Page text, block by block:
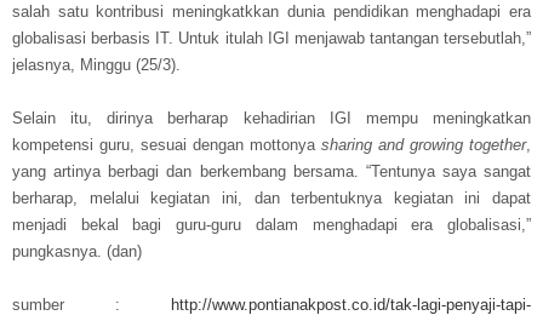
salah satu kontribusi meningkatkkan dunia pendidikan menghadapi era
globalisasi berbasis IT. Untuk itulah IGI menjawab tantangan tersebutlah,”
jelasnya, Minggu (25/3).
Selain itu, dirinya berharap kehadirian IGI mempu meningkatkan
kompetensi guru, sesuai dengan mottonya sharing and growing together,
yang artinya berbagi dan berkembang bersama. “Tentunya saya sangat
berharap, melalui kegiatan ini, dan terbentuknya kegiatan ini dapat
menjadi bekal bagi guru-guru dalam menghadapi era globalisasi,”
pungkasnya. (dan)
sumber :
http://www.pontianakpost.co.id/tak-lagi-penyaji-tapi-